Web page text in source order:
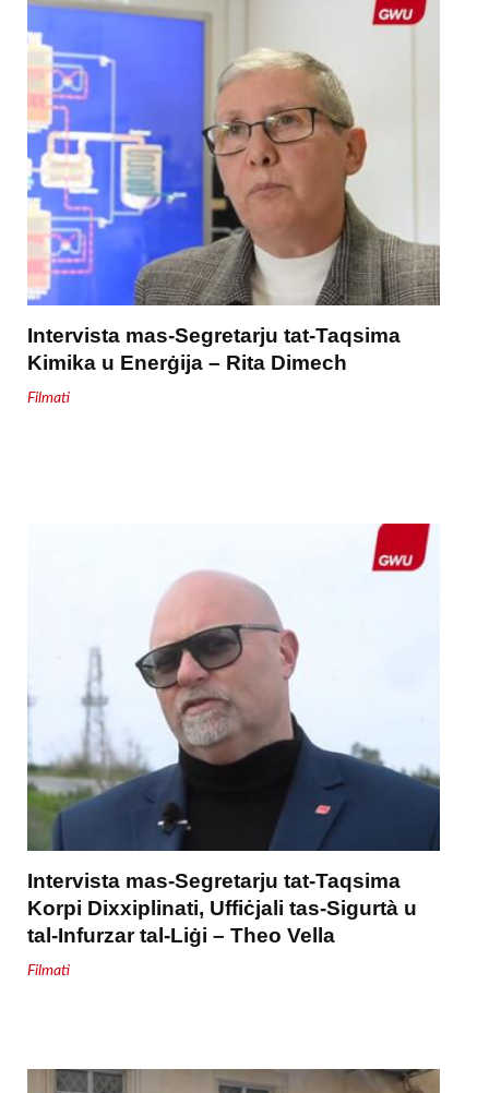
Intervista mas-Segretarju tat-Taqsima
Kimika u Enerġija – Rita Dimech
Filmati
Intervista mas-Segretarju tat-Taqsima
Korpi Dixxiplinati, Uffiċjali tas-Sigurtà u
tal-Infurzar tal-Liġi – Theo Vella
Filmati